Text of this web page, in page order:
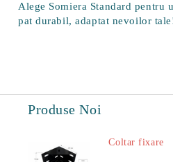
Alege Somiera Standard pentru
pat durabil, adaptat nevoilor
Produse Noi
Coltar fixare